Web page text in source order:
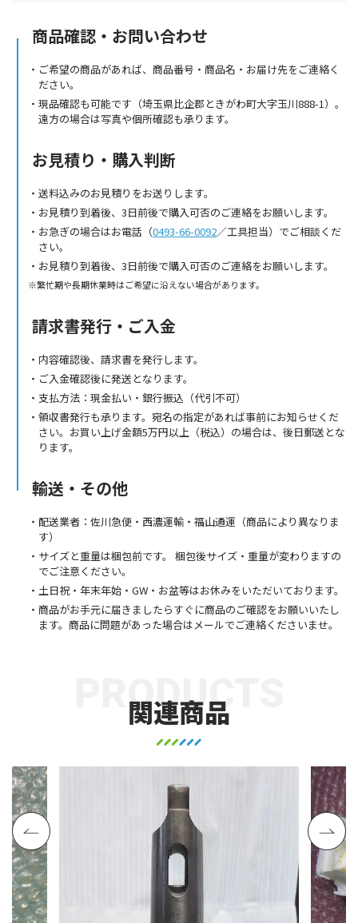
商品確認・お問い合わせ
ご希望の商品があれば、商品番号・商品名・お届け先をご連絡く
ださい。
現品確認も可能です（埼玉県比企郡ときがわ町大字玉川888-1）。
遠方の場合は写真や個所確認も承ります。
お見積り・購入判断
送料込みのお見積りをお送りします。
お見積り到着後、3日前後で購入可否のご連絡をお願いします。
お急ぎの場合はお電話（0493-66-0092／工具担当）でご相談くだ
さい。
お見積り到着後、3日前後で購入可否のご連絡をお願いします。
繁忙期や長期休業時はご希望に沿えない場合があります。
請求書発行・ご入金
内容確認後、請求書を発行します。
ご入金確認後に発送となります。
支払方法：現金払い・銀行振込（代引不可）
領収書発行も承ります。宛名の指定があれば事前にお知らせくだ
さい。お買い上げ金額5万円以上（税込）の場合は、後日郵送とな
ります。
輸送・その他
配送業者：佐川急便・西濃運輸・福山通運（商品により異なりま
す）
サイズと重量は梱包前です。 梱包後サイズ・重量が変わりますの
でご注意ください。
土日祝・年末年始・GW・お盆等はお休みをいただいております。
商品がお手元に届きましたらすぐに商品のご確認をお願いいたし
ます。商品に問題があった場合はメールでご連絡くださいませ。
関連商品
PRODUCTS